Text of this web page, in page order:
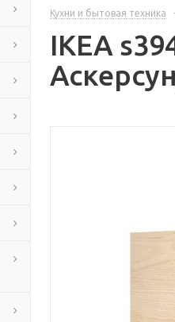
Кухни и бытовая техника
IKEA